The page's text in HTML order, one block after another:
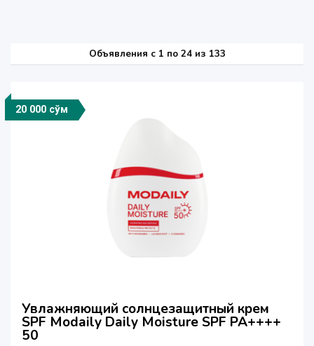
Объявления c 1 по 24 из 133
20 000 сўм
Увлажняющий солнцезащитный крем
SPF Modaily Daily Moisture SPF PA++++
50